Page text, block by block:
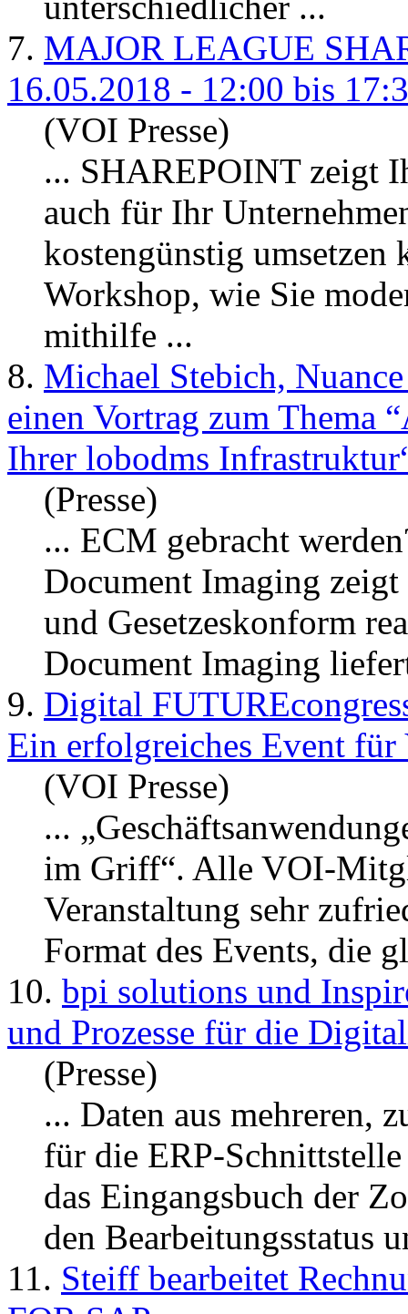
7. MAJOR LEAGUE
16.05.2018 - 12:00 bis
(VOI Presse)
... SHAREPOINT zeigt
auch für Ihr
kostengünstig umsetzen
Workshop, wie Sie
mithilfe ...
8. Michael Stebich,
einen Vortrag zum Thema
Ihrer lobodms
(Presse)
... ECM gebracht
Document Imaging zeigt
und Gesetzeskonform
Document Imaging
9. Digital
Ein erfolgreiches Event
(VOI Presse)
...
im Griff“. Alle VOI-
Veranstaltung sehr
Format des Events, die
10. bpi solutions und
und Prozesse für die
(Presse)
... Daten aus mehreren,
für die ERP-
das Eingangsbuch der
den Bearbeitungsstatus
11. Steiff bearbeitet